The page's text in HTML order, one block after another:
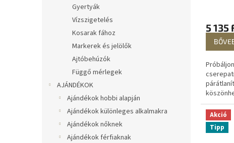
Gyertyák
Vízszigetelés
Kosarak fához
Markerek és jelölők
Ajtóbehúzók
Függő mérlegek
AJÁNDÉKOK
Ajándékok hobbi alapján
Ajándékok különleges alkalmakra
Ajándékok nőknek
Ajándékok férfiaknak
5 135
légkört
tartalék...
Akció
Tipp